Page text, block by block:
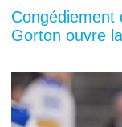
Congédiement
Gorton ouvre